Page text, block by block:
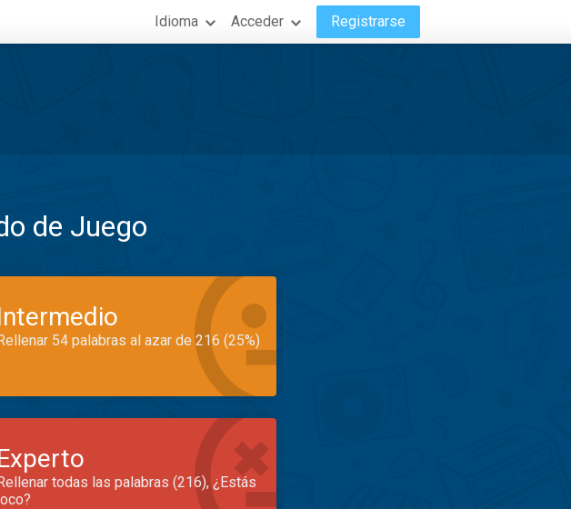
Idioma Acceder Registrarse
de Juego
54 palabras al azar de 216 (25%)
todas las palabras (216), ¿Estás